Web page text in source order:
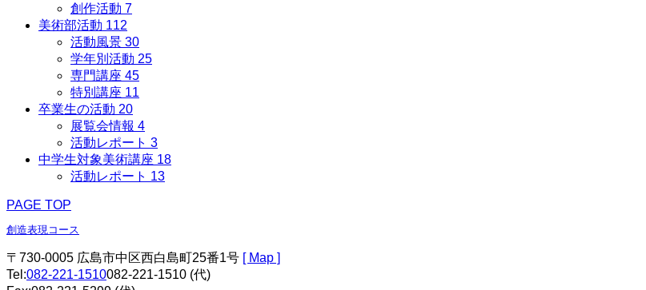
創作活動 7
美術部活動 112
活動風景 30
学年別活動 25
専門講座 45
特別講座 11
卒業生の活動 20
展覧会情報 4
活動レポート 3
中学生対象美術講座 18
活動レポート 13
PAGE TOP
創造表現コース
〒730-0005 広島市中区西白島町25番1号 [ Map ]
Tel:082-221-1510082-221-1510 (代)